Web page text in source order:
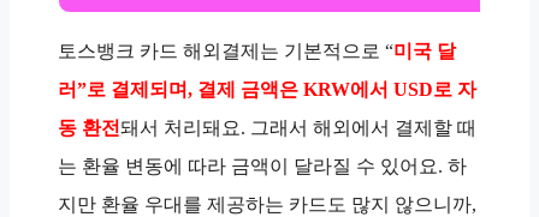
토스뱅크 카드 해외결제는 기본적으로 “미국 달
러”로 결제되며, 결제 금액은 KRW에서 USD로 자
동 환전돼서 처리돼요. 그래서 해외에서 결제할 때
는 환율 변동에 따라 금액이 달라질 수 있어요. 하
지만 환율 우대를 제공하는 카드도 많지 않으니까,